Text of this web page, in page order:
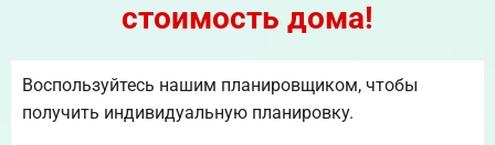
стоимость дома!
Воспользуйтесь нашим планировщиком, чтобы
получить индивидуальную планировку.